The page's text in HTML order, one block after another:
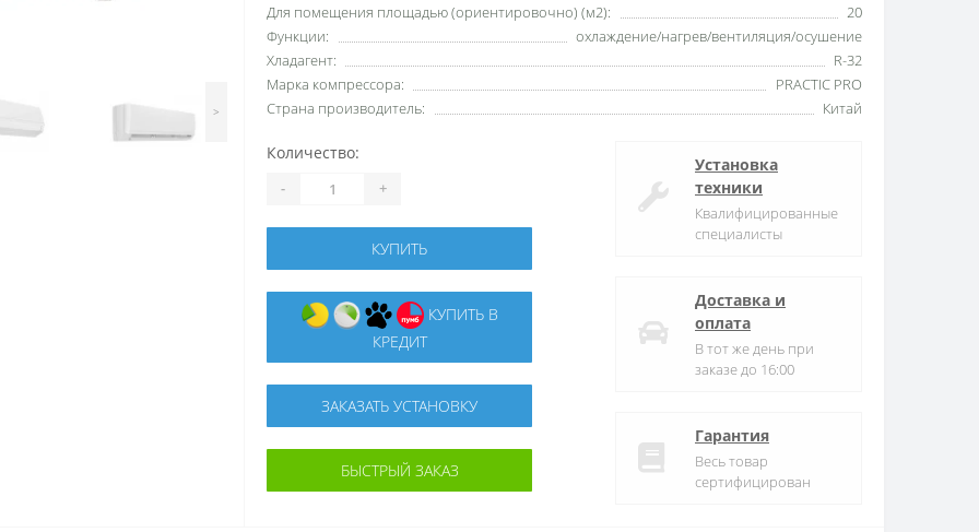
>
Для помещения площадью (ориентировочно) (м2):
20
Функции:
охлаждение/нагрев/вентиляция/осушение
Хладагент:
R-32
Марка компрессора:
PRACTIC PRO
Страна производитель:
Китай
Количество:
- +
КУПИТЬ
КУПИТЬ В
КРЕДИТ
ЗАКАЗАТЬ УСТАНОВКУ
БЫСТРЫЙ ЗАКАЗ
Установка
техники
Квалифицированные
специалисты
Доставка и
оплата
В тот же день при
заказе до 16:00
Гарантия
Весь товар
сертифицирован